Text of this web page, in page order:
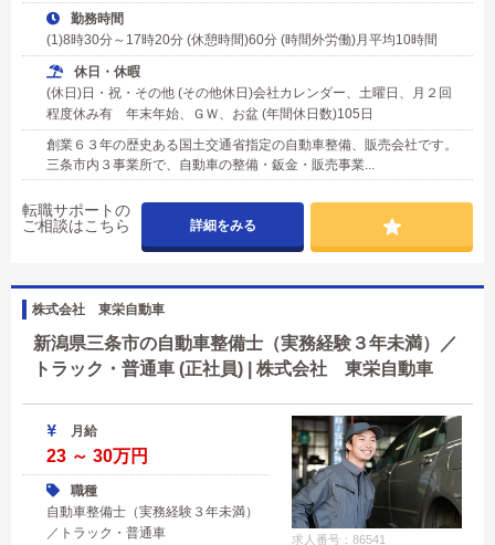
勤務時間
(1)8時30分～17時20分 (休憩時間)60分 (時間外労働)月平均10時間
休日・休暇
(休日)日・祝・その他 (その他休日)会社カレンダー、土曜日、月２回
程度休み有 年末年始、ＧＷ、お盆 (年間休日数)105日
創業６３年の歴史ある国土交通省指定の自動車整備、販売会社です。
三条市内３事業所で、自動車の整備・鈑金・販売事業...
転職サポートの
ご相談はこちら
詳細をみる
株式会社 東栄自動車
新潟県三条市の自動車整備士（実務経験３年未満）／
トラック・普通車 (正社員) | 株式会社 東栄自動車
求人番号：86541
月給
23 ～ 30万円
職種
自動車整備士（実務経験３年未満）
／トラック・普通車